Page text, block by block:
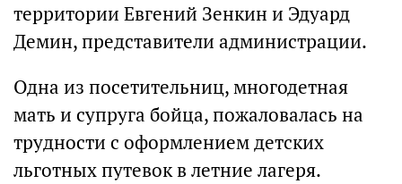
территории Евгений Зенкин и Эдуард
Демин, представители администрации.
Одна из посетительниц, многодетная
мать и супруга бойца, пожаловалась на
трудности с оформлением детских
льготных путевок в летние лагеря.